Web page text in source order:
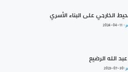
الخارجي على البناء الأسري
:
2024-04-11
الله الرضيع
:
2023-07-30